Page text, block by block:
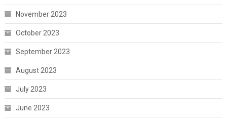
November 2023
October 2023
September 2023
August 2023
July 2023
June 2023